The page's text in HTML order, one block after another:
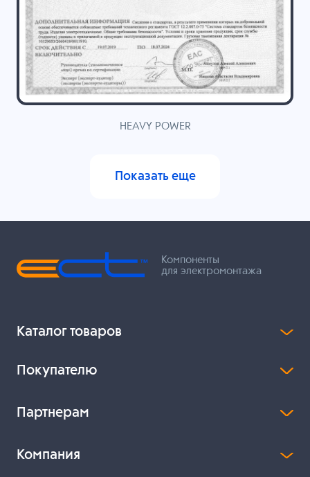
HEAVY POWER
Показать еще
Компоненты
для электромонтажа
Каталог товаров
Покупателю
Партнерам
Компания